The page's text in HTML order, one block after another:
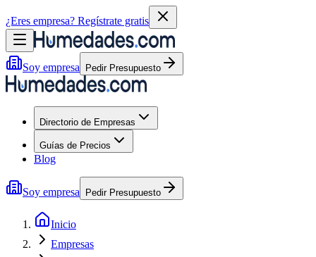
¿Eres empresa? Regístrate gratis
Soy empresa Pedir Presupuesto
Directorio de Empresas
Guías de Precios
Blog
Soy empresa Pedir Presupuesto
Inicio
Empresas